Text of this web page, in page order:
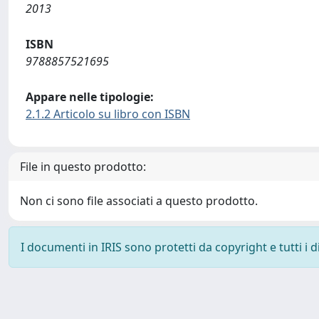
2013
ISBN
9788857521695
Appare nelle tipologie:
2.1.2 Articolo su libro con ISBN
File in questo prodotto:
Non ci sono file associati a questo prodotto.
I documenti in IRIS sono protetti da copyright e tutti i